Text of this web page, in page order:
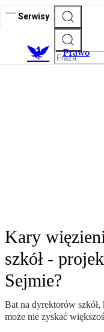
Serwisy
Prawo
Kary
szkół -
Sejmie?
Bat na dyrektorów
może nie zyskać